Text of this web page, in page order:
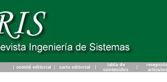
comité editorial carta editorial
tabla de
contenidos
artículos